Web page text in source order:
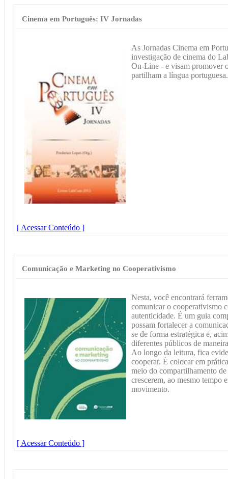
Cinema em Português: IV Jornadas
As Jornadas Cinema em
investigação de cinema do
On-Line - e visam promover
partilham a língua portuguesa.
[ Acessar Conteúdo ]
Comunicação e Marketing no Cooperativismo
Nesta, você encontrará
comunicar o cooperativismo
autenticidade. É um guia
possam fortalecer a
se de forma estratégica e,
diferentes públicos de
Ao longo da leitura, fica
cooperar. É colocar em
meio do compartilhamento
crescerem, ao mesmo tempo
movimento.
[ Acessar Conteúdo ]